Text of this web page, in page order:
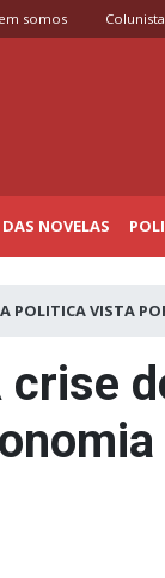
somos
NOVELAS
A POLITICA VISTA
crise